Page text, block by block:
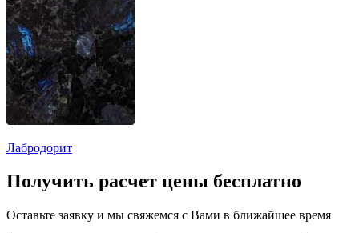
Лабродорит
Получить расчет цены бесплатно
Оставьте заявку и мы свяжемся с Вами в ближайшее время